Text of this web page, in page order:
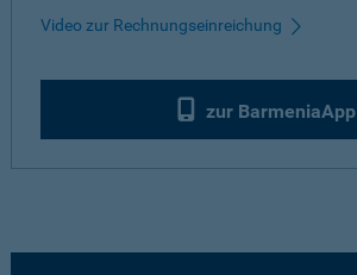
Video zur Rechnungseinreichung
zur BarmeniaApp